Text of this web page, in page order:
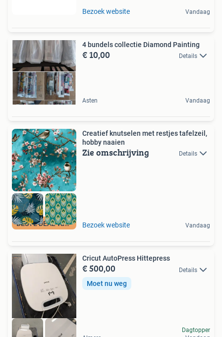
Bezoek website Vandaag
4 bundels collectie Diamond Painting
€ 10,00 Details
Asten Vandaag
BESTE DEAL vandaag
Creatief knutselen met restjes tafelzeil,
hobby naaien
Zie omschrijving Details
Bezoek website Vandaag
Cricut AutoPress Hittepress
€ 500,00 Details
Moet nu weg
Dagtopper